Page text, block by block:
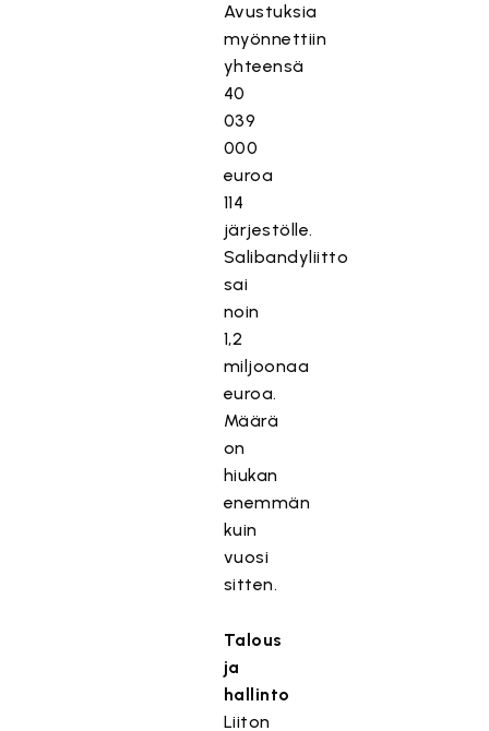
Avustuksia
myönnettiin
yhteensä
40
039
000
euroa
114
järjestölle.
Salibandyliitto
sai
noin
1,2
miljoonaa
euroa.
Määrä
on
hiukan
enemmän
kuin
vuosi
sitten.
Talous
ja
hallinto
Liiton